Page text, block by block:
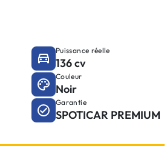
Puissance réelle
136 cv
Couleur
Noir
Garantie
SPOTICAR PREMIUM